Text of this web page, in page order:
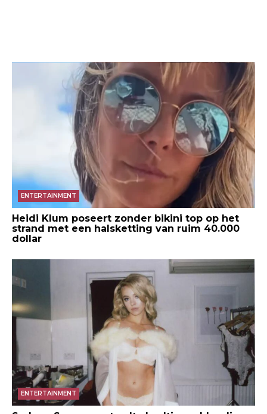
ENTERTAINMENT
Heidi Klum poseert zonder bikini top op het
strand met een halsketting van ruim 40.000
dollar
ENTERTAINMENT